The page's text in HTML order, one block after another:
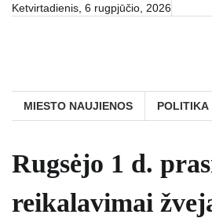
SkipKetvirtadienis, 6 rugpjūčio, 2026
MIESTO NAUJIENOS POLITIKA
Rugsėjo 1 d.
reikalavimai